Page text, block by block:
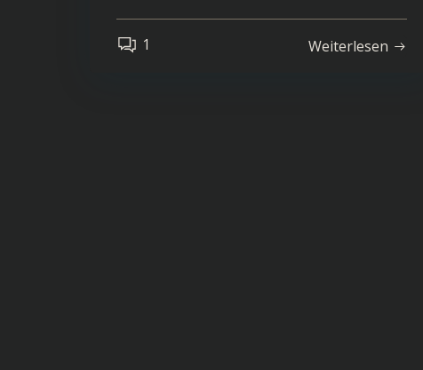
1 Weiterlesen